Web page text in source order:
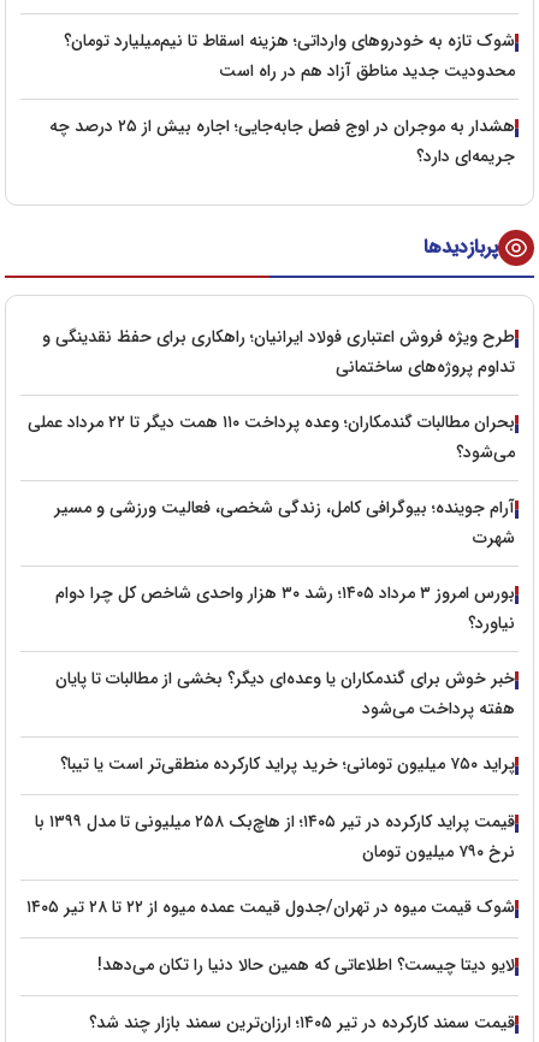
شوک تازه به خودروهای وارداتی؛ هزینه اسقاط تا نیم‌میلیارد تومان؟
محدودیت جدید مناطق آزاد هم در راه است
هشدار به موجران در اوج فصل جابه‌جایی؛ اجاره بیش از ۲۵ درصد چه
جریمه‌ای دارد؟
پربازدیدها
طرح ویژه فروش اعتباری فولاد ایرانیان؛ راهکاری برای حفظ نقدینگی و
تداوم پروژه‌های ساختمانی
بحران مطالبات گندمکاران؛ وعده پرداخت ۱۱۰ همت دیگر تا ۲۲ مرداد عملی
می‌شود؟
آرام جوینده؛ بیوگرافی کامل، زندگی شخصی، فعالیت ورزشی و مسیر
شهرت
بورس امروز ۳ مرداد ۱۴۰۵؛ رشد ۳۰ هزار واحدی شاخص کل چرا دوام
نیاورد؟
خبر خوش برای گندمکاران یا وعده‌ای دیگر؟ بخشی از مطالبات تا پایان
هفته پرداخت می‌شود
پراید ۷۵۰ میلیون تومانی؛ خرید پراید کارکرده منطقی‌تر است یا تیبا؟
قیمت پراید کارکرده در تیر ۱۴۰۵؛ از هاچ‌بک ۲۵۸ میلیونی تا مدل ۱۳۹۹ با
نرخ ۷۹۰ میلیون تومان
شوک قیمت میوه در تهران/جدول قیمت عمده میوه از ۲۲ تا ۲۸ تیر ۱۴۰۵
لایو دیتا چیست؟ اطلاعاتی که همین حالا دنیا را تکان می‌دهد!
قیمت سمند کارکرده در تیر ۱۴۰۵؛ ارزان‌ترین سمند بازار چند شد؟